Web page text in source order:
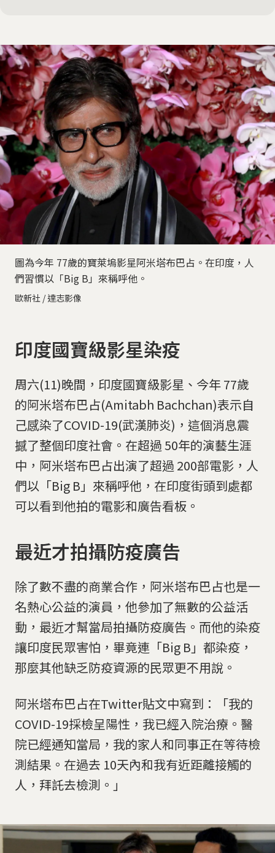
圖為今年 77歲的寶萊塢影星阿米塔布巴占。在印度，人
們習慣以「Big B」來稱呼他。
歐新社 / 達志影像
印度國寶級影星染疫
周六(11)晚間，印度國寶級影星、今年 77歲
的阿米塔布巴占(Amitabh Bachchan)表示自
己感染了COVID-19(武漢肺炎)，這個消息震
撼了整個印度社會。在超過 50年的演藝生涯
中，阿米塔布巴占出演了超過 200部電影，人
們以「Big B」來稱呼他，在印度街頭到處都
可以看到他拍的電影和廣告看板。
最近才拍攝防疫廣告
除了數不盡的商業合作，阿米塔布巴占也是一
名熱心公益的演員，他參加了無數的公益活
動，最近才幫當局拍攝防疫廣告。而他的染疫
讓印度民眾害怕，畢竟連「Big B」都染疫，
那麼其他缺乏防疫資源的民眾更不用說。
阿米塔布巴占在Twitter貼文中寫到：「我的
COVID-19採檢呈陽性，我已經入院治療。醫
院已經通知當局，我的家人和同事正在等待檢
測結果。在過去 10天內和我有近距離接觸的
人，拜託去檢測。」